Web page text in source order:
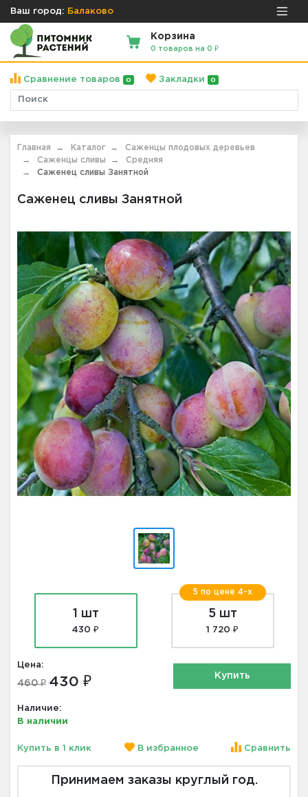
Ваш город: Балаково
Корзина
0 товаров на 0 ₽
Сравнение товаров 0 Закладки 0
Главная Каталог
Саженцы плодовых деревьев
Саженцы сливы
Средняя
Саженец сливы Занятной
Саженец сливы Занятной
1 шт
430 ₽
5 по цене 4-х
5 шт
1 720 ₽
Цена:
460 ₽ 430 ₽
Наличие:
В наличии
Купить
Купить в 1 клик В избранное Сравнить
Принимаем заказы круглый год.